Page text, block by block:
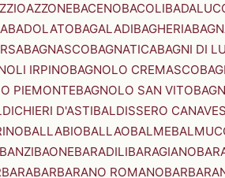
AZZONEBACENOBACOLI
BADOLATOBAGALADIBAGHERIA
BAGNASCOBAGNATICABAGNI DI
IRPINOBAGNOLO CREMASCO
PIEMONTEBAGNOLO SAN VITO
D'ASTIBALDISSERO
BALLABIOBALLAOBALME
BANZIBAONEBARADILIBARAGIANO
BARBARANO ROMANO